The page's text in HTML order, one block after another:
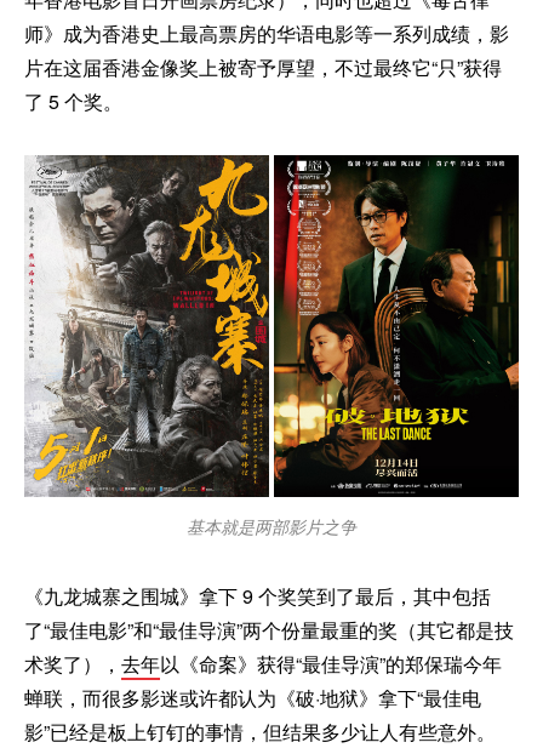
师》成为香港史上最高票房的华语电影等一系列成绩，影
片在这届香港金像奖上被寄予厚望，不过最终它“只”获得
了 5 个奖。
基本就是两部影片之争
《九龙城寨之围城》拿下 9 个奖笑到了最后，其中包括
了“最佳电影”和“最佳导演”两个份量最重的奖（其它都是技
术奖了）， 去年以《命案》获得“最佳导演”的郑保瑞今年
蝉联，而很多影迷或许都认为《破·地狱》拿下“最佳电
影”已经是板上钉钉的事情，但结果多少让人有些意外。